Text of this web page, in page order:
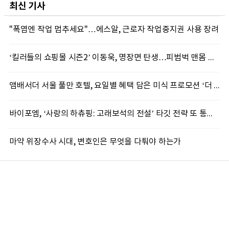
최신 기사
"폭염엔 작업 멈추세요"…에스알, 근로자 작업중지권 사용 장려
‘킬러들의 쇼핑몰 시즌2’ 이동욱, 명장면 탄생…피범벅 맨몸 액션 ‘감탄’
앰배서더 서울 풀만 호텔, 요일별 혜택 담은 미식 프로모션 ‘더 킹스 : 다이닝 프리빌리지즈’ 선봬
바이포엠, ‘사랑의 하츄핑: 고래보석의 전설’ 타깃 전략 또 통했다
마약 위장수사 시대, 변호인은 무엇을 다퉈야 하는가